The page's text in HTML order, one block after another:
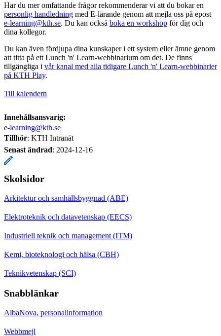
Har du mer omfattande frågor rekommenderar vi att du bokar en
personlig handledning med E-lärande genom att mejla oss på epost
e-learning@kth.se. Du kan också boka en workshop för dig och
dina kollegor.
Du kan även fördjupa dina kunskaper i ett system eller ämne genom
att titta på ett Lunch 'n' Learn-webbinarium om det. De finns
tillgängliga i vår kanal med alla tidigare Lunch 'n' Learn-webbinarier
på KTH Play.
Till kalendern
Innehållsansvarig:
e-learning@kth.se
Tillhör: KTH Intranät
Senast ändrad: 2024-12-16
Skolsidor
Arkitektur och samhällsbyggnad (ABE)
Elektroteknik och datavetenskap (EECS)
Industriell teknik och management (ITM)
Kemi, bioteknologi och hälsa (CBH)
Teknikvetenskap (SCI)
Snabblänkar
AlbaNova, personalinformation
Webbmejl